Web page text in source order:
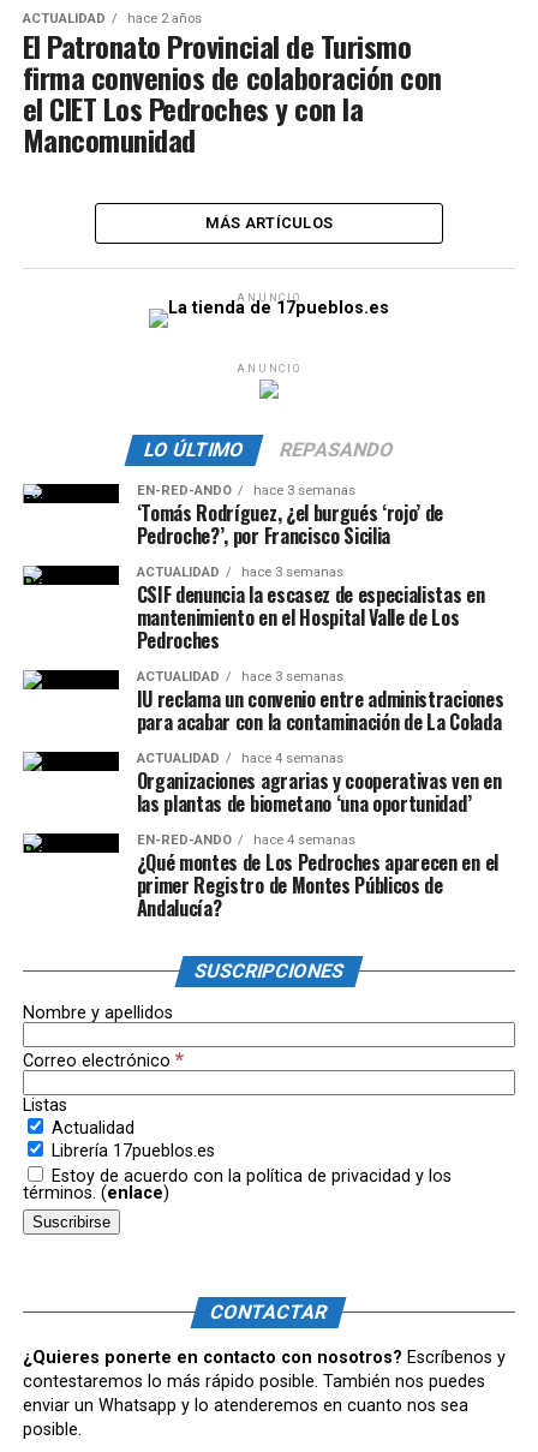
ACTUALIDAD hace 2 años
El Patronato Provincial de Turismo
firma convenios de colaboración con
el CIET Los Pedroches y con la
Mancomunidad
MÁS ARTÍCULOS
ANUNCIO
ANUNCIO
LO ÚLTIMO REPASANDO
EN-RED-ANDO hace 3 semanas
‘Tomás Rodríguez, ¿el burgués ‘rojo’ de
Pedroche?’, por Francisco Sicilia
ACTUALIDAD hace 3 semanas
CSIF denuncia la escasez de especialistas en
mantenimiento en el Hospital Valle de Los
Pedroches
ACTUALIDAD hace 3 semanas
IU reclama un convenio entre administraciones
para acabar con la contaminación de La Colada
ACTUALIDAD hace 4 semanas
Organizaciones agrarias y cooperativas ven en
las plantas de biometano ‘una oportunidad’
EN-RED-ANDO hace 4 semanas
¿Qué montes de Los Pedroches aparecen en el
primer Registro de Montes Públicos de
Andalucía?
SUSCRIPCIONES
Nombre y apellidos
Correo electrónico *
Listas
Actualidad
Librería 17pueblos.es
Estoy de acuerdo con la política de privacidad y los
términos. (enlace)
CONTACTAR
¿Quieres ponerte en contacto con nosotros? Escríbenos y
contestaremos lo más rápido posible. También nos puedes
enviar un Whatsapp y lo atenderemos en cuanto nos sea
posible.